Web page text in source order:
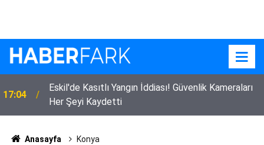
17:04
Eskil'de Kasıtlı Yangın İddiası! Güvenlik Kameraları
Her Şeyi Kaydetti
Anasayfa Konya